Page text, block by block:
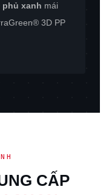
phủ xanh mái
3D PP
CẤP